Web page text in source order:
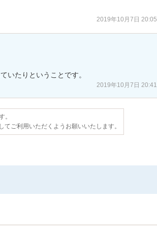
2019年10月7日 20:05
いたりということです。
2019年10月7日 20:41
。
ご利用いただくようお願いいたします。